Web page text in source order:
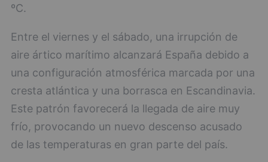
ºC.
Entre el viernes y el sábado, una irrupción de
aire ártico marítimo alcanzará España debido a
una configuración atmosférica marcada por una
cresta atlántica y una borrasca en Escandinavia.
Este patrón favorecerá la llegada de aire muy
frío, provocando un nuevo descenso acusado
de las temperaturas en gran parte del país.